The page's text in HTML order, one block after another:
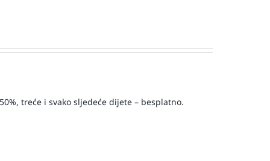
treće i svako sljedeće dijete – besplatno.